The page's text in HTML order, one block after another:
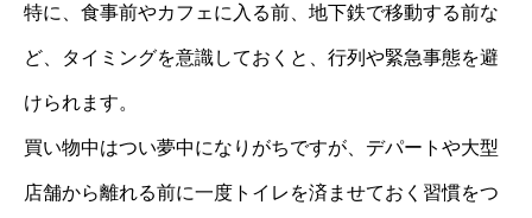
特に、食事前やカフェに入る前、地下鉄で移動する前な
ど、タイミングを意識しておくと、行列や緊急事態を避
けられます。
買い物中はつい夢中になりがちですが、デパートや大型
店舗から離れる前に一度トイレを済ませておく習慣をつ